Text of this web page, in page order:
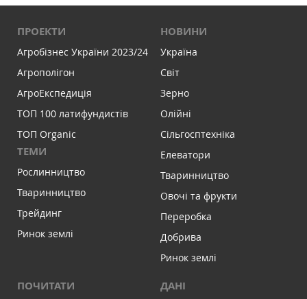
ПРОЕКТИ
Агробізнес України 2023/24
Агрополігон
АгроЕкспедиція
ТОП 100 латифундистів
ТОП Organic
ТЕМИ
Рослинництво
Тваринництво
Трейдинг
Ринок землі
НОВИНИ
Україна
Світ
Зерно
Олійні
Сільгосптехніка
Елеватори
Тваринництво
Овочі та фрукти
Переробка
Добрива
Ринок землі
ПОЧИТАТИ ДАНІ